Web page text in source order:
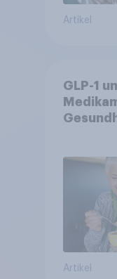
Artikel
GLP-1
Artikel